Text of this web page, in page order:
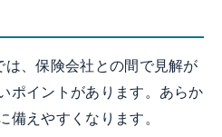
、保険会社との間で見解が
ポイントがあります。あらか
備えやすくなります。